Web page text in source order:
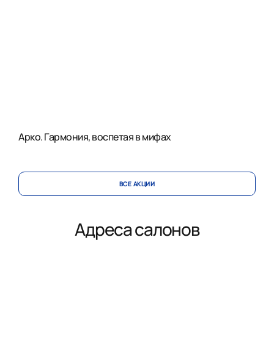
Арко. Гармония, воспетая в мифах
ВСЕ АКЦИИ
Адреса салонов